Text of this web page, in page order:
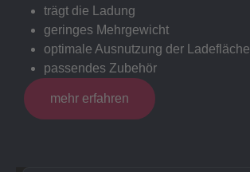
trägt die Ladung
geringes Mehrgewicht
optimale Ausnutzung der Ladefläche
passendes Zubehör
mehr erfahren